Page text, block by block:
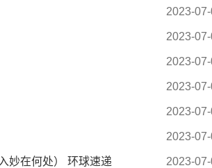
2023-
2023-
2023-
2023-
2023-
2023-
妙在何处） 环球速递 2023-